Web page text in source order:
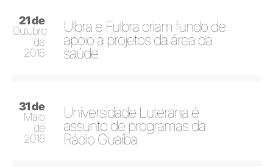
21 de
Outubro
de
2016
Ulbra e Fulbra criam fundo de
apoio a projetos da área da
saúde
31 de
Maio
de
2016
Universidade Luterana é
assunto de programas da
Rádio Guaíba